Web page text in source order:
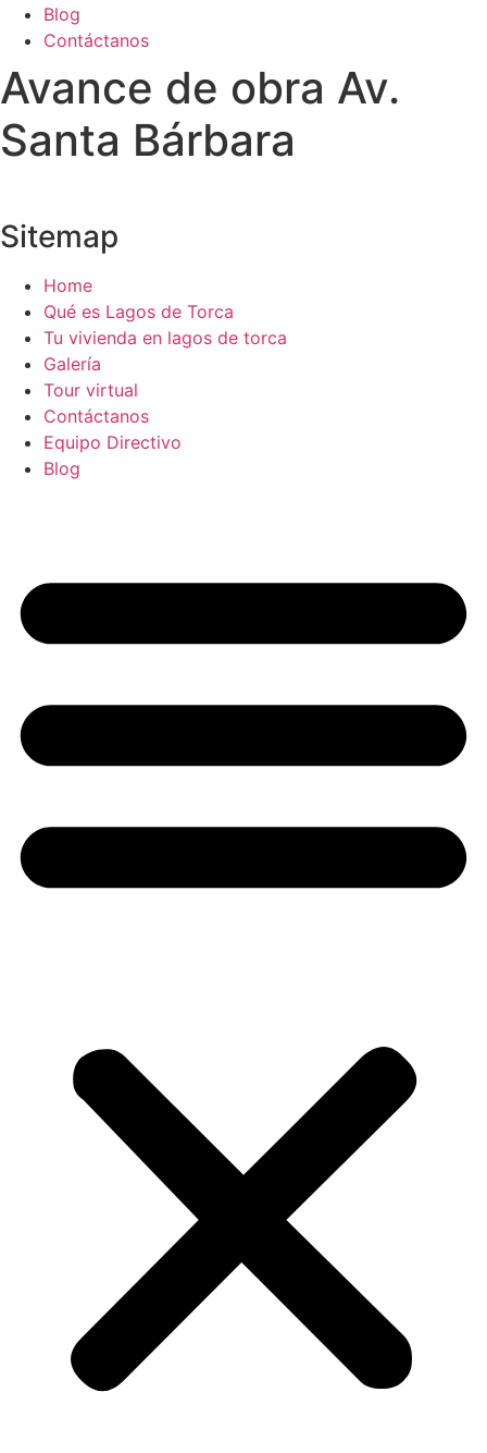
Blog
Contáctanos
Avance de obra Av.
Santa Bárbara
Sitemap
Home
Qué es Lagos de Torca
Tu vivienda en lagos de torca
Galería
Tour virtual
Contáctanos
Equipo Directivo
Blog